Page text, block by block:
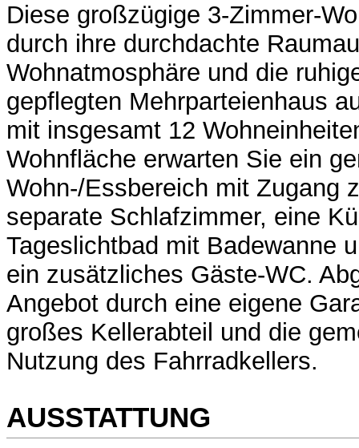
Diese großzügige 3-Zimmer-
durch ihre durchdachte
Wohnatmosphäre und die
gepflegten Mehrparteienhaus
mit insgesamt 12
Wohnfläche erwarten Sie ein
Wohn-/Essbereich mit Zugang
separate Schlafzimmer, eine
Tageslichtbad mit Badewanne
ein zusätzliches Gäste-WC.
Angebot durch eine eigene
großes Kellerabteil und die
Nutzung des Fahrradkellers.
AUSSTATTUNG